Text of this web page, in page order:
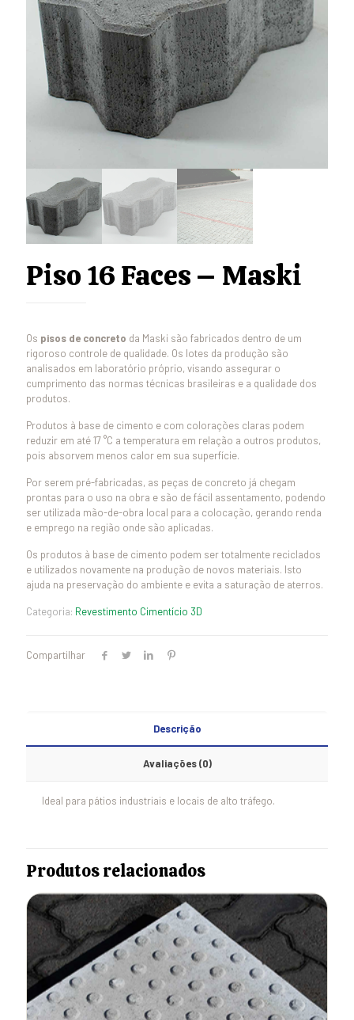
Piso 16 Faces – Maski
Os pisos de concreto da Maski são fabricados dentro de um
rigoroso controle de qualidade. Os lotes da produção são
analisados em laboratório próprio, visando assegurar o
cumprimento das normas técnicas brasileiras e a qualidade dos
produtos.
Produtos à base de cimento e com colorações claras podem
reduzir em até 17 °C a temperatura em relação a outros produtos,
pois absorvem menos calor em sua superfície.
Por serem pré-fabricadas, as peças de concreto já chegam
prontas para o uso na obra e são de fácil assentamento, podendo
ser utilizada mão-de-obra local para a colocação, gerando renda
e emprego na região onde são aplicadas.
Os produtos à base de cimento podem ser totalmente reciclados
e utilizados novamente na produção de novos materiais. Isto
ajuda na preservação do ambiente e evita a saturação de aterros.
Categoria: Revestimento Cimentício 3D
Compartilhar
Descrição
Avaliações (0)
Ideal para pátios industriais e locais de alto tráfego.
Produtos relacionados